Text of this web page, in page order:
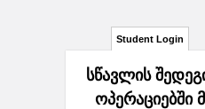
Student Login
სწავლის
ოპერაციებში